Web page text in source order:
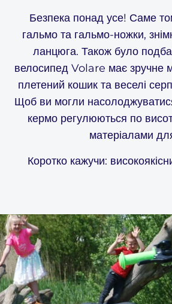
Безпека понад усе! Саме
гальмо та гальмо-ножки,
ланцюга. Також було
велосипед Volare має зручне
плетений кошик та веселі
Щоб ви могли
кермо регулюються по
матеріалами
Коротко кажучи: